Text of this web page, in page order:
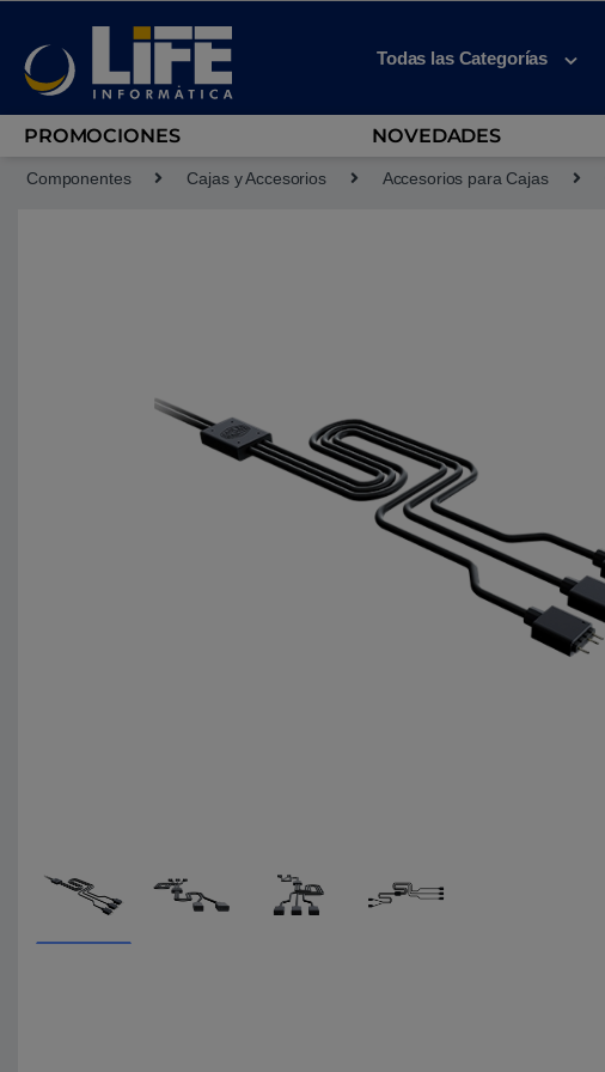
Todas las Categorías
PROMOCIONES NOVEDADES
Componentes Cajas y Accesorios Accesorios para Cajas